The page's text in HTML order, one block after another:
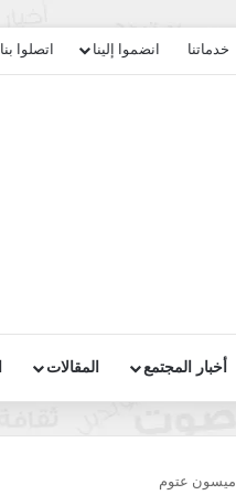
خدماتنا انضموا إلينا اتصلوا بنا
أخبار المجتمع المقالات
ميسون عتوم